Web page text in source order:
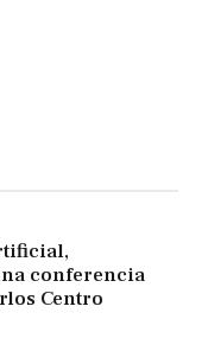
conferencia
Centro